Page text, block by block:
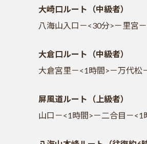
大崎口ルート（中級者）
八海山入口－<30分>－里宮
大倉口ルート（中級者）
大倉宮里－<1時間>－万代松
屏風道ルート（上級者）
山口－<1時間>－二合目－